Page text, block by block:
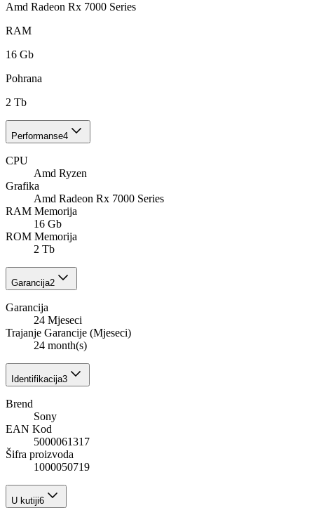
Amd Radeon Rx 7000 Series
RAM
16 Gb
Pohrana
2 Tb
Performanse4
CPU
Amd Ryzen
Grafika
Amd Radeon Rx 7000 Series
RAM Memorija
16 Gb
ROM Memorija
2 Tb
Garancija2
Garancija
24 Mjeseci
Trajanje Garancije (Mjeseci)
24 month(s)
Identifikacija3
Brend
Sony
EAN Kod
5000061317
Šifra proizvoda
1000050719
U kutiji6